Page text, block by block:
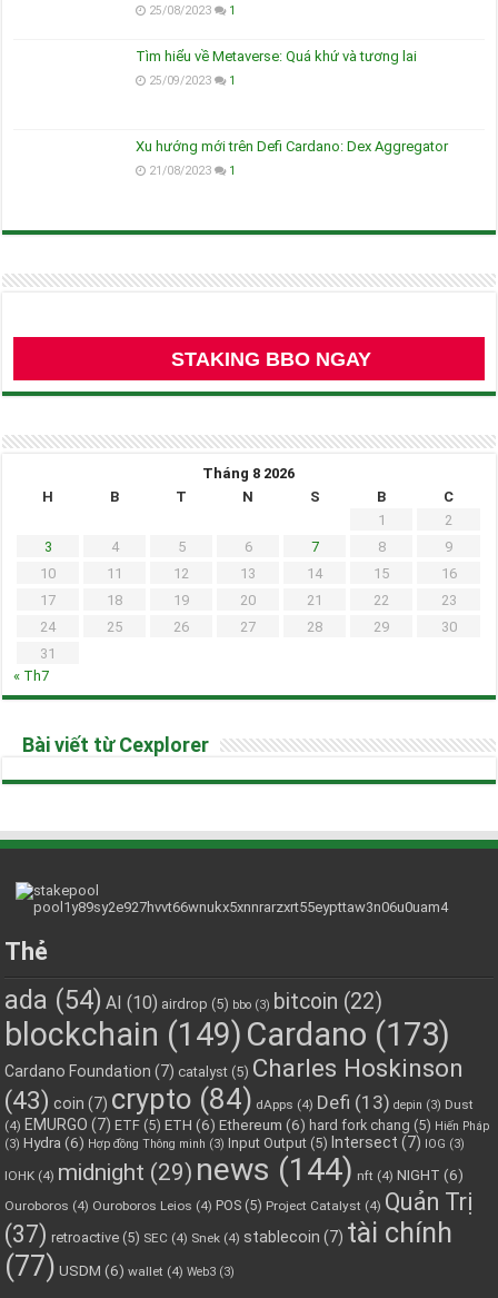
25/08/2023 1
Tìm hiểu về Metaverse: Quá khứ và tương lai
25/09/2023 1
Xu hướng mới trên Defi Cardano: Dex Aggregator
21/08/2023 1
STAKING BBO NGAY
Tháng 8 2026
H
B T N S B
C
1
2
3
4 5 6 7 8
9
10
11 12 13 14 15
16
17
18 19 20 21 22
23
24
25 26 27 28 29
30
31
« Th7
Bài viết từ Cexplorer
Thẻ
ada (54) AI (10) airdrop (5) bbo (3) bitcoin (22)
blockchain (149) Cardano (173)
Cardano Foundation (7) catalyst (5) Charles Hoskinson
(43) coin (7) crypto (84) dApps (4) Defi (13) depin (3) Dust
(4) EMURGO (7) ETF (5) ETH (6) Ethereum (6) hard fork chang (5) Hiến Pháp
(3) Hydra (6) Hợp đồng Thông minh (3) Input Output (5) Intersect (7) IOG (3)
IOHK (4) midnight (29) news (144) nft (4) NIGHT (6)
Ouroboros (4) Ouroboros Leios (4) POS (5) Project Catalyst (4) Quản Trị
(37) retroactive (5) SEC (4) Snek (4) stablecoin (7) tài chính
(77) USDM (6) wallet (4) Web3 (3)